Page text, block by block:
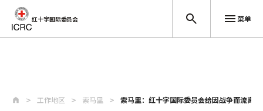
红十字国际委员会 菜单
工作地区 索马里 索马里：红十字国际委员会给因战争而流离